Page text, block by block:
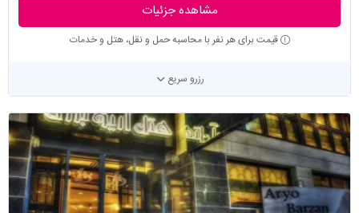
مشاهده جزئیات
قیمت برای هر نفر با محاسبه حمل و نقل، هتل و خدمات
رزرو سریع